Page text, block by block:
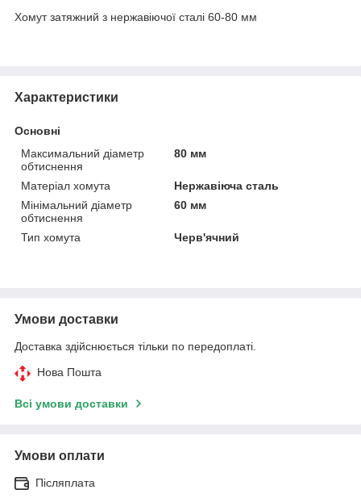
Хомут затяжний з нержавіючої сталі 60-80 мм
Характеристики
Основні
Максимальний діаметр
обтиснення
80 мм
Матеріал хомута
Нержавіюча сталь
Мінімальний діаметр
обтиснення
60 мм
Тип хомута Черв'ячний
Умови доставки
Доставка здійснюється тільки по передоплаті.
Нова Пошта
Всі умови доставки
Умови оплати
Післяплата